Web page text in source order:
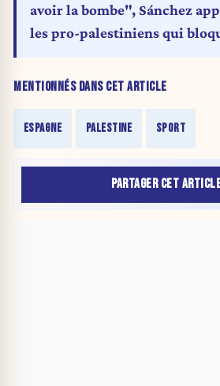
MENTIONNÉS DANS CET ARTICLE
ESPAGNE PALESTINE SPORT
avoir la bombe", Sánchez
les pro-palestiniens qui
PARTAGER CET